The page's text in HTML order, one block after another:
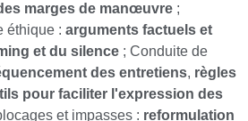
marges de manœuvre ;
éthique : arguments factuels et
et du silence ; Conduite de
des entretiens, règles
pour faciliter l'expression des
et impasses : reformulation